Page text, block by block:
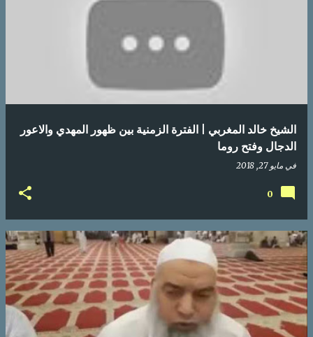
الشيخ خالد المغربي | الفترة الزمنية بين ظهور المهدي والاعور
الدجال وفتح روما
في مايو 27, 2018
0